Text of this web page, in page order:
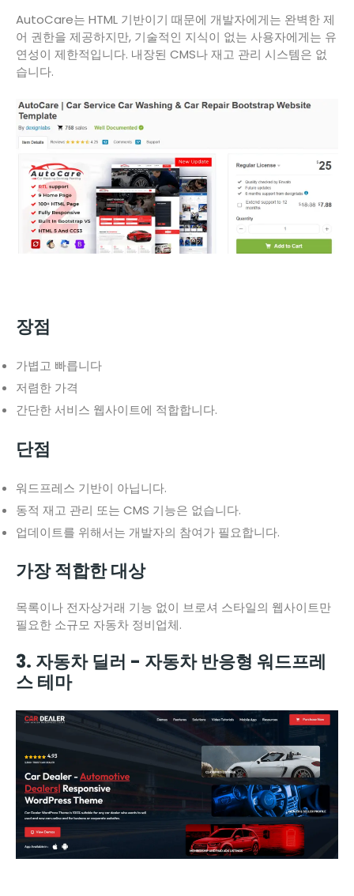
AutoCare는 HTML 기반이기 때문에 개발자에게는 완벽한 제
어 권한을 제공하지만, 기술적인 지식이 없는 사용자에게는 유
연성이 제한적입니다. 내장된 CMS나 재고 관리 시스템은 없
습니다.
장점
가볍고 빠릅니다
저렴한 가격
간단한 서비스 웹사이트에 적합합니다.
단점
워드프레스 기반이 아닙니다.
동적 재고 관리 또는 CMS 기능은 없습니다.
업데이트를 위해서는 개발자의 참여가 필요합니다.
가장 적합한 대상
목록이나 전자상거래 기능 없이 브로셔 스타일의 웹사이트만
필요한 소규모 자동차 정비업체.
3. 자동차 딜러 - 자동차 반응형 워드프레
스 테마